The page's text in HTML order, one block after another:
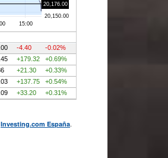
Investing.com España.